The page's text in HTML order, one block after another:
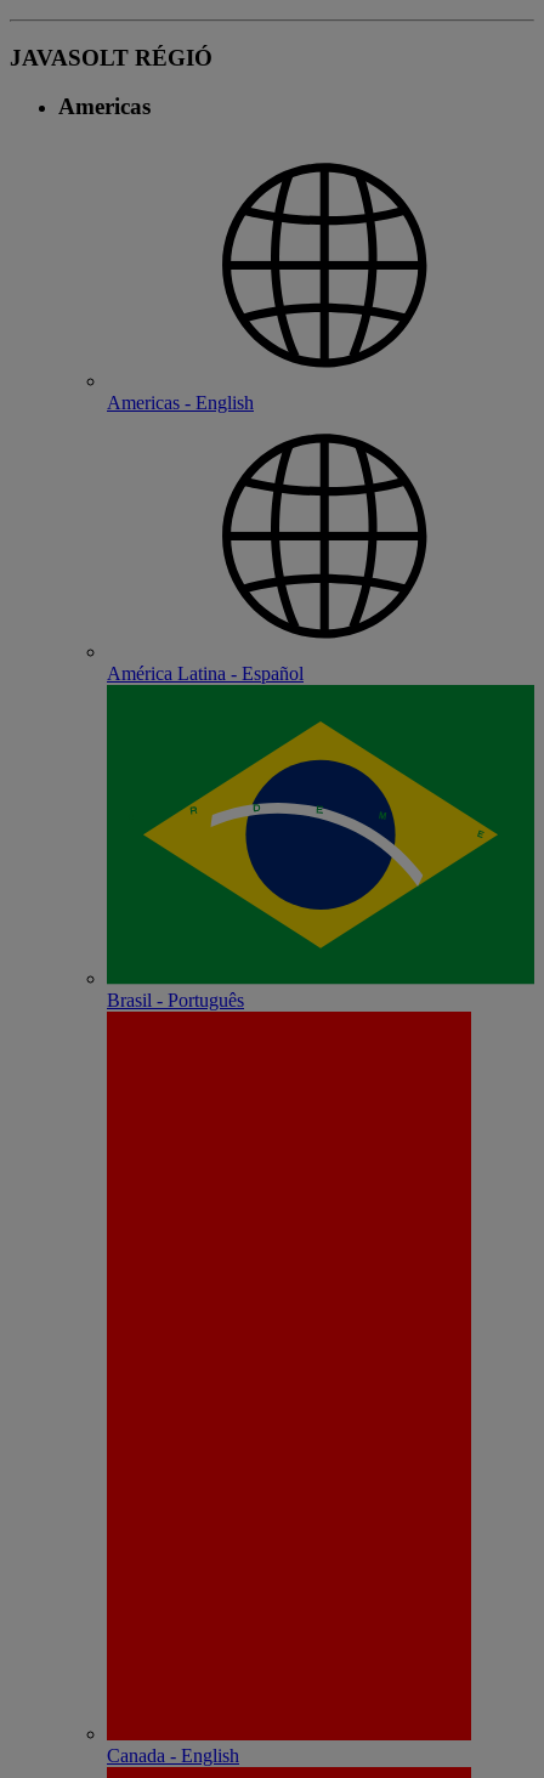
JAVASOLT RÉGIÓ
Americas
Americas - English
América Latina - Español
Brasil - Português
Canada - English